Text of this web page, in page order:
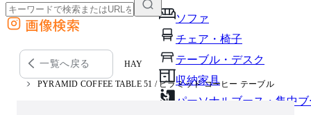
ソファ
チェア・椅子
テーブル・デスク
収納家具
パーソナルブース・集中
外部サイトの商品をカートに追加
他のサイトで見つけた商品ページのURLを貼り付けて、カートに追加できます
画像検索
一覧へ戻る HAY
PYRAMID COFFEE TABLE 51 / ピラミッド コーヒー テーブル